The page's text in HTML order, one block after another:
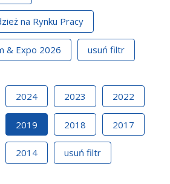
na Rynku Pracy
& Expo 2026
usuń filtr
2024 2023 2022
2019 2018 2017
2014 usuń filtr